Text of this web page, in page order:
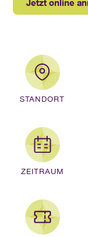
STANDORT
ZEITRAUM